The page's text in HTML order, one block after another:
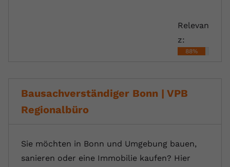
Relevan
z:
88%
Bausachverständiger Bonn | VPB
Regionalbüro
Sie möchten in Bonn und Umgebung bauen,
sanieren oder eine Immobilie kaufen? Hier